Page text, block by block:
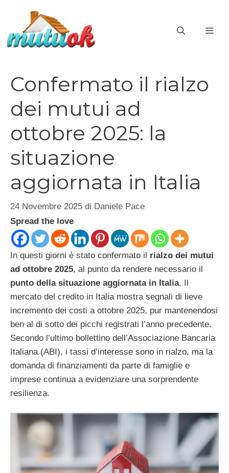
contenuto
Confermato il rialzo
dei mutui ad
ottobre 2025: la
situazione
aggiornata in Italia
24 Novembre 2025 di Daniele Pace
Spread the love
In questi giorni è stato confermato il rialzo dei mutui
ad ottobre 2025, al punto da rendere necessario il
punto della situazione aggiornata in Italia. Il
mercato del credito in Italia mostra segnali di lieve
incremento dei costi a ottobre 2025, pur mantenendosi
ben al di sotto dei picchi registrati l’anno precedente.
Secondo l’ultimo bollettino dell’Associazione Bancaria
Italiana (ABI), i tassi d’interesse sono in rialzo, ma la
domanda di finanziamenti da parte di famiglie e
imprese continua a evidenziare una sorprendente
resilienza.